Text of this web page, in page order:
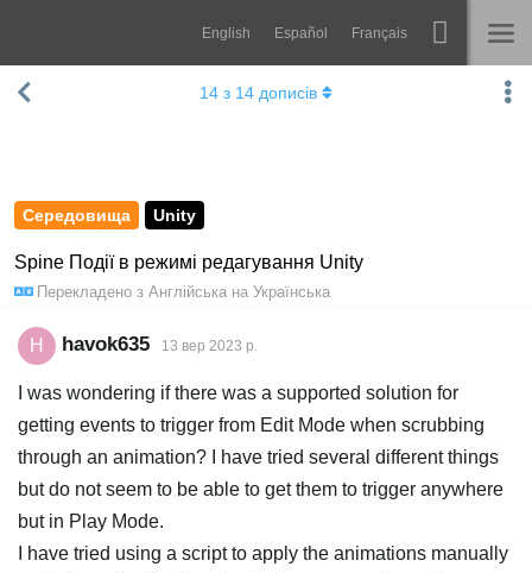
Esoteric Software
English Español Français
ГОЛОВНА Spine
Навчання
Запитання
Спробувати
Купити
Середовища Unity
Spine Події в режимі редагування Unity
Перекладено з Англійська на Українська
14 з 14 дописів
H havok635 13 вер 2023 р.
I was wondering if there was a supported solution for
getting events to trigger from Edit Mode when scrubbing
through an animation? I have tried several different things
but do not seem to be able to get them to trigger anywhere
but in Play Mode.
I have tried using a script to apply the animations manually